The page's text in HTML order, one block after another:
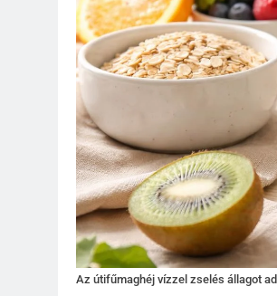
Az útifűmaghéj vízzel zselés állagot